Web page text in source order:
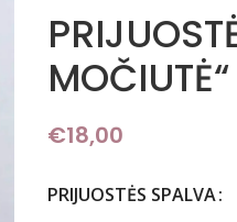
MOČIUTĖ“
€18,00
PRIJUOSTĖS SPALVA